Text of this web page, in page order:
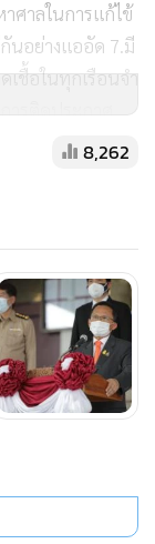
ศาลในการแก้ไข้
อย่างแออัด 7.มี
เชื้อในทุกเรือนจำ
ารติดประกาศ
ทราบว่ามีผู้ต้อง
ะมีการแจ้งเช่น
ะจะปรับตัวเลข
บ 9.ผู้
และปรับปรุงเป็น
าตรวจสอบได้ทุก
น.
และกรม
พิจารณาในเรื่อง
ขาดแคลนเป็น
ทย์ ตลอดจนพื้นที่
8,262